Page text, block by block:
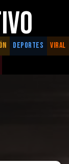
DEPORTES
VIRAL